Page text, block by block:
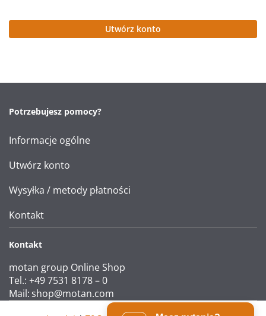
Utwórz konto
Potrzebujesz pomocy?
Informacje ogólne
Utwórz konto
Wysyłka / metody płatności
Kontakt
Kontakt
motan group Online Shop
Tel.: +49 7531 8178 – 0
Mail: shop@motan.com